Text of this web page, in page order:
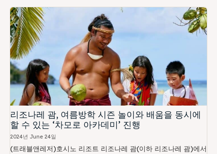
리조나레 괌, 여름방학 시즌 놀이와 배움을 동시에
할 수 있는 ‘차모로 아카데미’ 진행
2024년 June 24일
(트래블앤레저)호시노 리조트 리조나레 괌(이하 리조나레 괌)에서